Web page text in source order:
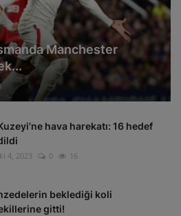
Manchester
hava harekatı: 16 hedef
4, 2023 0 16
beklediği koli
gitti!